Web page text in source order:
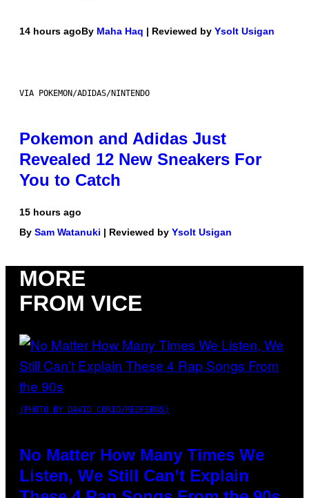
14 hours agoBy Maha Haq | Reviewed by Ysolt Usigan
VIA POKEMON/ADIDAS/NINTENDO
Pokemon and Adidas Just
Revealed 12 New Sneakers For
You to Catch
15 hours ago
By Sam Watanuki | Reviewed by Ysolt Usigan
MORE
FROM VICE
(PHOTO BY DAVID CORIO/REDFERNS)
No Matter How Many Times We
Listen, We Still Can’t Explain